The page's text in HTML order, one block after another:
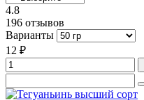
4.8
196 отзывов
Варианты
12 ₽